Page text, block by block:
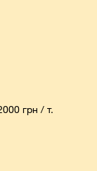
грн / т.